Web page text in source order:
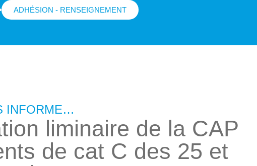
ADHÉSION - RENSEIGNEMENT
INFORME…
liminaire de la CAP
de cat C des 25 et